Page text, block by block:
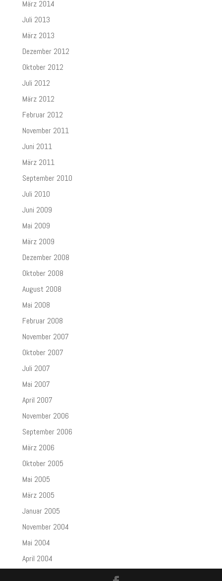
März 2014
Juli 2013
März 2013
Dezember 2012
Oktober 2012
Juli 2012
März 2012
Februar 2012
November 2011
Juni 2011
März 2011
September 2010
Juli 2010
Juni 2009
Mai 2009
März 2009
Dezember 2008
Oktober 2008
August 2008
Mai 2008
Februar 2008
November 2007
Oktober 2007
Juli 2007
Mai 2007
April 2007
November 2006
September 2006
März 2006
Oktober 2005
Mai 2005
März 2005
Januar 2005
November 2004
Mai 2004
April 2004